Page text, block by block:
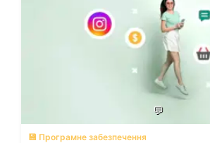
💬
💾 Програмне забезпечення